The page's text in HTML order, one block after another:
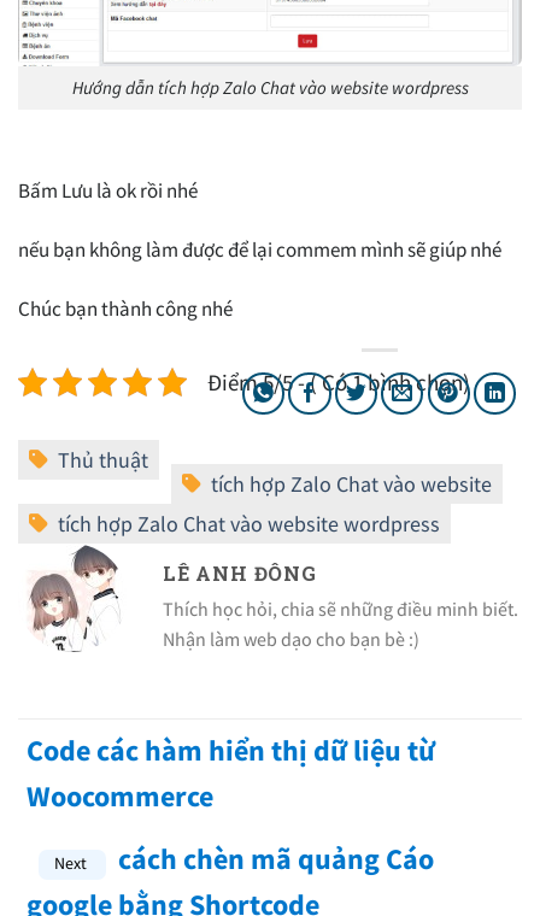
Hướng dẫn tích hợp Zalo Chat vào website wordpress
Bấm Lưu là ok rồi nhé
nếu bạn không làm được để lại commem mình sẽ giúp nhé
Chúc bạn thành công nhé
Điểm 5/5 - ( Có 1 bình chọn)
LÊ ANH ĐÔNG
Thích học hỏi, chia sẽ những điều minh biết.
Nhận làm web dạo cho bạn bè :)
Code các hàm hiển thị dữ liệu từ
Woocommerce
cách chèn mã quảng Cáo
google bằng Shortcode